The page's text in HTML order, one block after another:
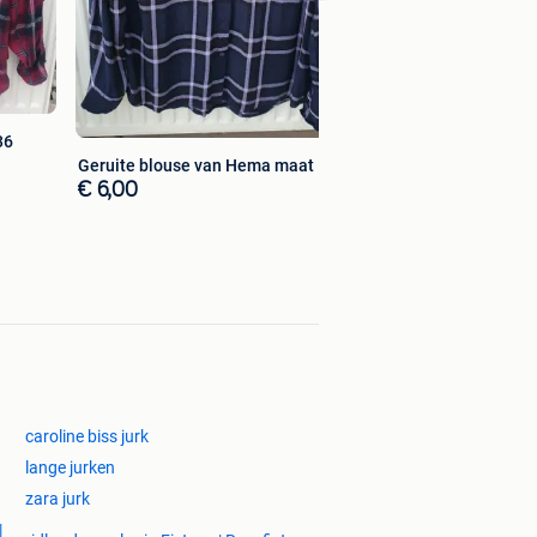
Geruite blouse van Hema maat M
€ 6,00
caroline biss jurk
lange jurken
zara jurk